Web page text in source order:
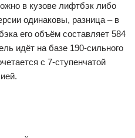
в кузове лифтбэк либо
одинаковы, разница – в
его объём составляет 584
идёт на базе 190-сильного
с 7-ступенчатой